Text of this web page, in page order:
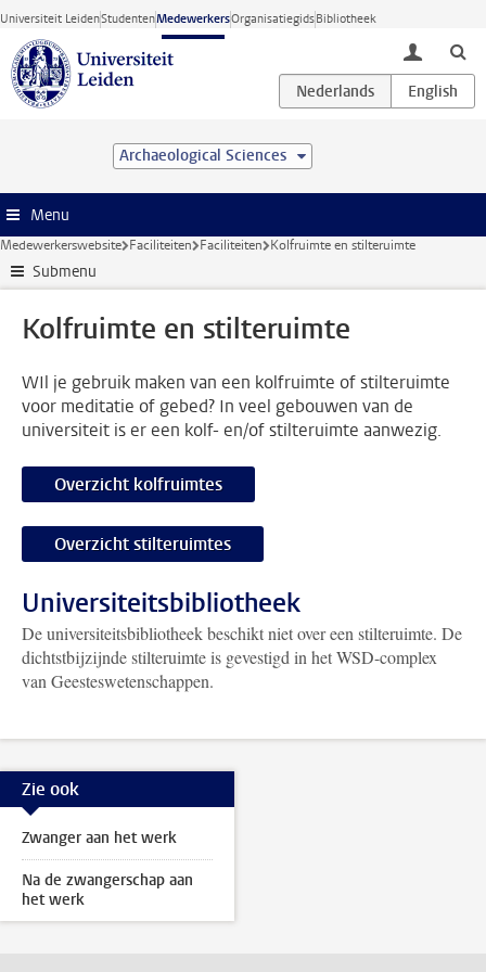
Ga direct naar de inhoud
Universiteit LeidenStudentenMedewerkersOrganisatiegidsBibliotheek
toggle
Archaeological Sciences
Menu
Medewerkerswebsite Faciliteiten Faciliteiten Kolfruimte en stilteruimte
Submenu
Kolfruimte en stilteruimte
WIl je gebruik maken van een kolfruimte of stilteruimte
voor meditatie of gebed? In veel gebouwen van de
universiteit is er een kolf- en/of stilteruimte aanwezig.
Overzicht kolfruimtes
Overzicht stilteruimtes
Universiteitsbibliotheek
De universiteitsbibliotheek beschikt niet over een stilteruimte. De
dichtstbijzijnde stilteruimte is gevestigd in het WSD-complex
van Geesteswetenschappen.
Zie ook
Zwanger aan het werk
Na de zwangerschap aan
het werk